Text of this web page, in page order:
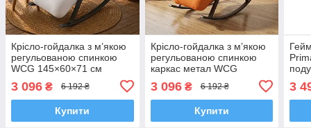
Крісло-гойдалка з м’якою
регульованою спинкою
WCG 145×60×71 см
Качалка для дому дачі та
тераси із підлокітниками
та кишенею Білий
3 096 ₴ 6 192 ₴
Купити
Крісло-гойдалка з м’якою
регульованою спинкою
каркас метал WCG
для дому дачі та тераси із
підлокітниками
3 096₴ 6 192 ₴
Купити
3